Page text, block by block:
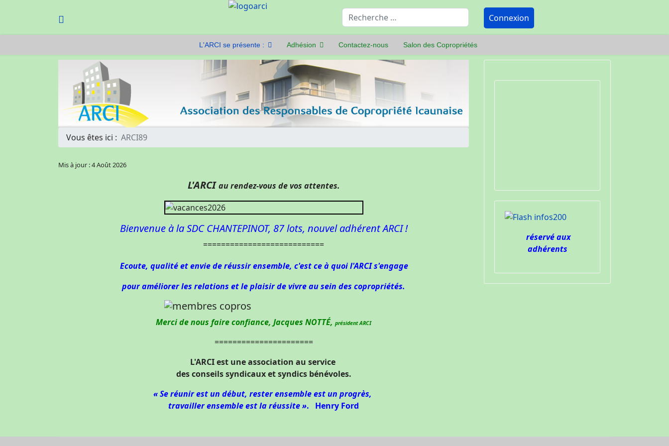
Rechercher Connexion
L'ARCI se présente : Adhésion Contactez-nous Salon des Copropriétés
Vous êtes ici : ARCI89
Mis à jour : 4 Août 2026
L'ARCIau rendez-vous de vos attentes.
Bienvenue à la SDC CHANTEPINOT, 87 lots, nouvel adhérent ARCI !
===========================
Ecoute, qualité et envie de réussir ensemble, c'est ce à quoi l'ARCI s'engage
pour améliorer les relations et le plaisir de vivre au sein des copropriétés.
Merci de nous faire confiance, Jacques NOTTÉ, président ARCI
======================
L'ARCI est une association au service
des conseils syndicaux et syndics bénévoles.
« Se réunir est un début, rester ensemble est un progrès,
travailler ensemble est la réussite ». Henry Ford
réservé aux
adhérents